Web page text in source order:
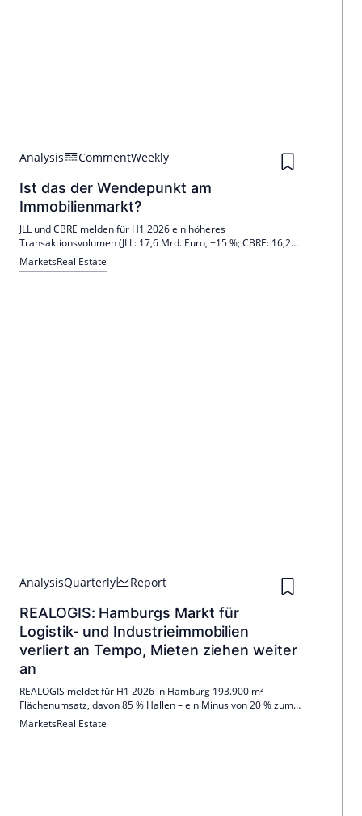
Analysis CommentWeekly
Ist das der Wendepunkt am
Immobilienmarkt?
JLL und CBRE melden für H1 2026 ein höheres
Transaktionsvolumen (JLL: 17,6 Mrd. Euro, +15 %; CBRE: 16,2
Mrd. Euro, +13 %). Dennoch ist die Preisfindung uneinheitlich;
der Markt wird breiter, bleibt aber selektiv. Steigende
MarketsReal Estate
AnalysisQuarterly Report
REALOGIS: Hamburgs Markt für
Logistik- und Industrieimmobilien
verliert an Tempo, Mieten ziehen weiter
an
REALOGIS meldet für H1 2026 in Hamburg 193.900 m²
Flächenumsatz, davon 85 % Hallen – ein Minus von 20 % zum
Vorjahr. Die Durchschnittsmiete stieg auf 7,30 €/m², die
Spitzenmiete auf 8,50 €/m². E-Commerce trieb den Handel,
MarketsReal Estate